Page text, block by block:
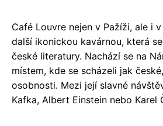
Café Louvre nejen v Pažíži, ale i v
další ikonickou kavárnou, která
české literatury. Nachází se na
místem, kde se scházeli jak
osobnosti. Mezi její slavné
Kafka, Albert Einstein nebo Karel